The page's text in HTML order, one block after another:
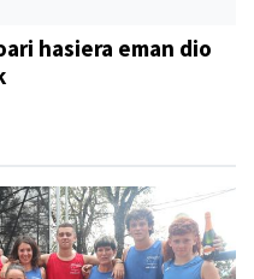
hasiera eman dio